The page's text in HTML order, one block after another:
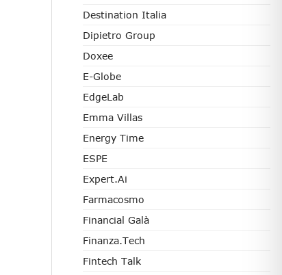
Destination Italia
Dipietro Group
Doxee
E-Globe
EdgeLab
Emma Villas
Energy Time
ESPE
Expert.ai
Farmacosmo
Financial Galà
Finanza.tech
Fintech Talk